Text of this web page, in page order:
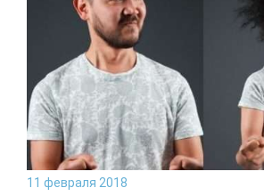
11 февраля 2018